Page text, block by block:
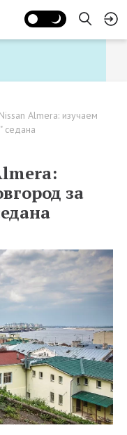
Almera: изучаем
седана
за